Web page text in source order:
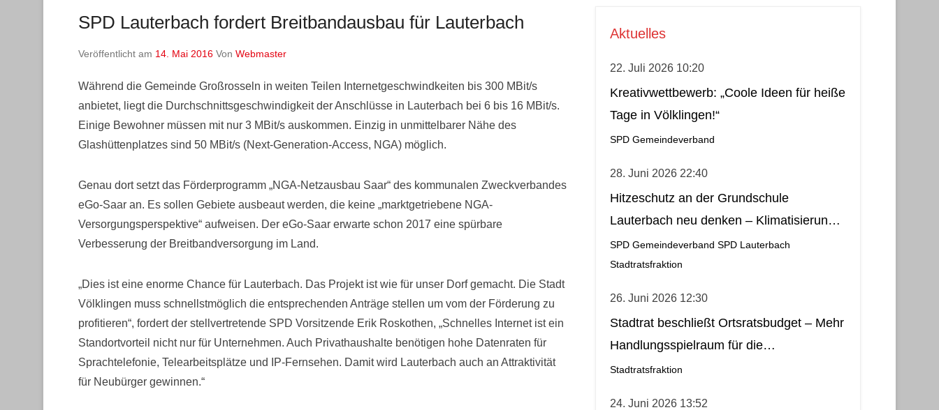
SPD Lauterbach fordert Breitbandausbau für Lauterbach
Veröffentlicht am 14. Mai 2016 Von Webmaster
Während die Gemeinde Großrosseln in weiten Teilen Internetgeschwindkeiten bis 300 MBit/s
anbietet, liegt die Durchschnittsgeschwindigkeit der Anschlüsse in Lauterbach bei 6 bis 16 MBit/s.
Einige Bewohner müssen mit nur 3 MBit/s auskommen. Einzig in unmittelbarer Nähe des
Glashüttenplatzes sind 50 MBit/s (Next-Generation-Access, NGA) möglich.
Genau dort setzt das Förderprogramm „NGA-Netzausbau Saar“ des kommunalen Zweckverbandes
eGo-Saar an. Es sollen Gebiete ausbeaut werden, die keine „marktgetriebene NGA-
Versorgungsperspektive“ aufweisen. Der eGo-Saar erwarte schon 2017 eine spürbare
Verbesserung der Breitbandversorgung im Land.
„Dies ist eine enorme Chance für Lauterbach. Das Projekt ist wie für unser Dorf gemacht. Die Stadt
Völklingen muss schnellstmöglich die entsprechenden Anträge stellen um vom der Förderung zu
profitieren“, fordert der stellvertretende SPD Vorsitzende Erik Roskothen, „Schnelles Internet ist ein
Standortvorteil nicht nur für Unternehmen. Auch Privathaushalte benötigen hohe Datenraten für
Sprachtelefonie, Telearbeitsplätze und IP-Fernsehen. Damit wird Lauterbach auch an Attraktivität
für Neubürger gewinnen.“
Aktuelles
22. Juli 2026 10:20
Kreativwettbewerb: „Coole Ideen für heiße
Tage in Völklingen!“
SPD Gemeindeverband
28. Juni 2026 22:40
Hitzeschutz an der Grundschule
Lauterbach neu denken – Klimatisierung
als wirtschaftliche und nachhaltige Lösung
SPD Gemeindeverband SPD Lauterbach
Stadtratsfraktion
26. Juni 2026 12:30
Stadtrat beschließt Ortsratsbudget – Mehr
Handlungsspielraum für die
Gemeindebezirke
Stadtratsfraktion
24. Juni 2026 13:52